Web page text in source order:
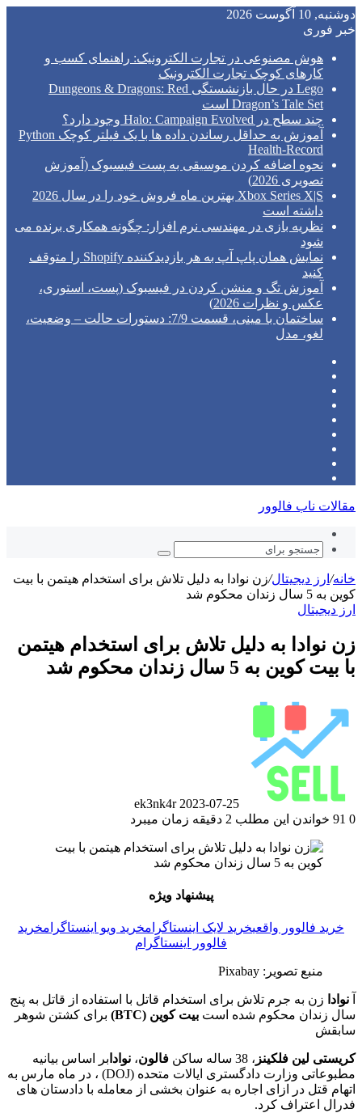
دوشنبه, 10 آگوست 2026
خبر فوری
هوش مصنوعی در تجارت الکترونیک: راهنمای کسب و
کارهای کوچک تجارت الکترونیک
Lego در حال بازنشستگی Dungeons & Dragons: Red
Dragon’s Tale Set است
چند سطح در Halo: Campaign Evolved وجود دارد؟
آموزش به حداقل رساندن داده ها با یک فیلتر کوچک Python
Health-Record
نحوه اضافه کردن موسیقی به پست فیسبوک (آموزش
تصویری 2026)
Xbox Series X|S بهترین ماه فروش خود را در سال 2026
داشته است
نظریه بازی در مهندسی نرم افزار: چگونه همکاری برنده می
شود
نمایش همان پاپ آپ به هر بازدیدکننده Shopify را متوقف
کنید
آموزش تگ و منشن کردن در فیسبوک (پست، استوری،
عکس و نظرات 2026)
ساختمان با مینی، قسمت 7/9: دستورات حالت – وضعیت،
لغو، مدل
مقالات ناب فالوور
تصادفی
جستجو
خانه/ ارز دیجیتال/زن نوادا به دلیل تلاش برای استخدام هیتمن با بیت
کوین به 5 سال زندان محکوم شد
ارز دیجیتال
زن نوادا به دلیل تلاش برای استخدام هیتمن
با بیت کوین به 5 سال زندان محکوم شد
ek3nk4r 2023-07-25
0
خواندن این مطلب 2 دقیقه زمان میبرد
پیشنهاد ویژه
خرید فالوور واقعیخرید لایک اینستاگرامخرید ویو اینستاگرامخرید
فالوور اینستاگرام
منبع تصویر: Pixabay
نوادا زن به جرم تلاش برای استخدام قاتل با استفاده از قاتل به پنج
سال زندان محکوم شده است بیت کوین (BTC)
برای کشتن شوهر
سابقش
کریستی لین فلکینز ، 38 ساله ساکن فالون، نوادا بر اساس بیانیه
مطبوعاتی وزارت دادگستری ایالات متحده (DOJ) ، در ماه مارس به
اتهام قتل در ازای اجاره به عنوان بخشی از معامله با دادستان های
فدرال اعتراف کرد.